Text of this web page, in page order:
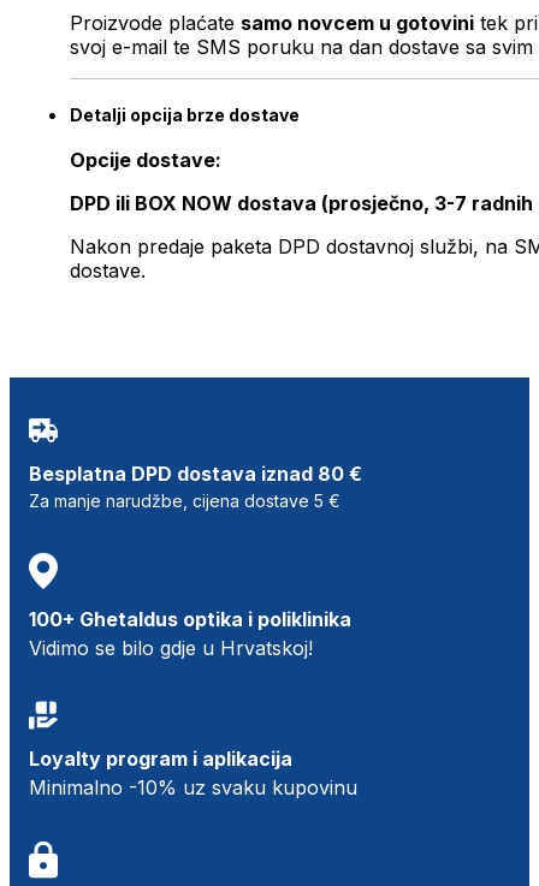
Proizvode plaćate samo novcem u gotovini tek
svoj e-mail te SMS poruku na dan dostave sa svim
Detalji opcija brze dostave
Opcije dostave:
DPD ili BOX NOW dostava (prosječno, 3-7 radnih
Nakon predaje paketa DPD dostavnoj službi, na
dostave.
Besplatna DPD dostava iznad 80 €
Za manje narudžbe, cijena dostave 5 €
100+ Ghetaldus optika i poliklinika
Vidimo se bilo gdje u Hrvatskoj!
Loyalty program i aplikacija
Minimalno -10% uz svaku kupovinu